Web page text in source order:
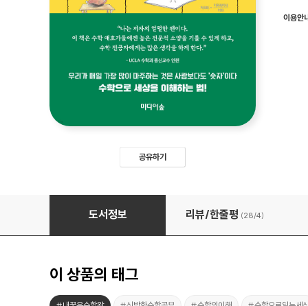
공유하기
이용안
수학의 매력도서정보 리뷰/한줄평 (28/4)
이 상품의 태그